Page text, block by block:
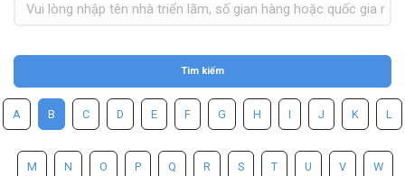
Tìm kiếm
A B C D E F G H I J K L
M N O P Q R S T U V W